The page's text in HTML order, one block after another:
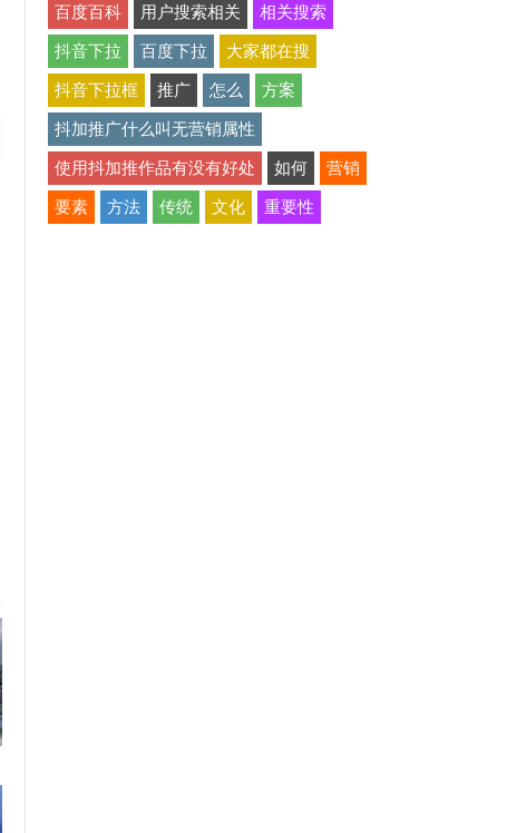
百度百科 用户搜索相关 相关搜索
抖音下拉 百度下拉 大家都在搜
抖音下拉框 推广 怎么 方案
抖加推广什么叫无营销属性
使用抖加推作品有没有好处 如何 营销
要素 方法 传统 文化 重要性